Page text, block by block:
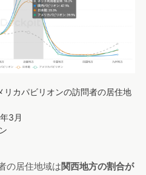
カパビリオンの訪問者の居住地
3月
の居住地域は関西地方の割合が